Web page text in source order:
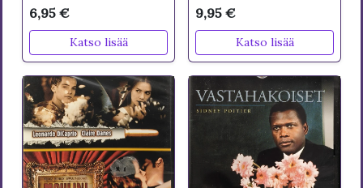
6,95 €
Katso lisää
9,95 €
Katso lisää